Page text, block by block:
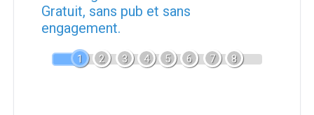
Gratuit, sans pub et sans
engagement.
1 2 3 4 5 6 7 8